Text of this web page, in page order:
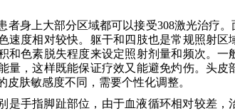
者身上大部分区域都可以接受308激光治疗
速度相对较快。躯干和四肢也是常规照射
和色素脱失程度来设定照射剂量和频次。
量，这样既能保证疗效又能避免灼伤。头
皮肤敏感度不同，需要个性化调整。
是手指脚趾部位，由于血液循环相对较差